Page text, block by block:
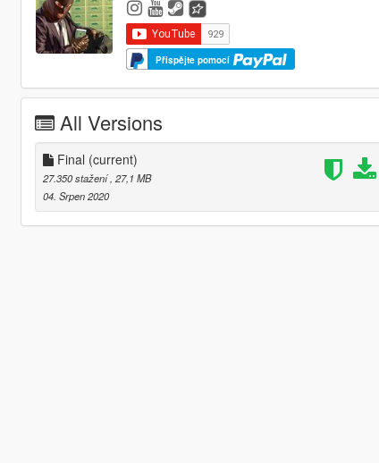
Přispějte pomocí
All Versions
Final (current)
27.350 stažení , 27,1 MB
04. Srpen 2020